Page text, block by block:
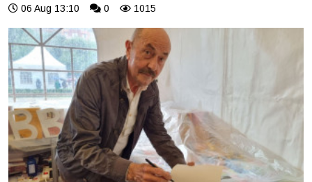
06 Aug 13:10 0 1015